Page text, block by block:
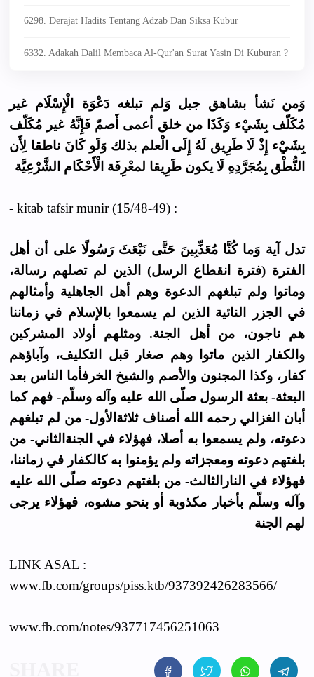
6298. Derajat Hadits Tentang Adzab Dan Siksa Kubur
6332. Adakah Dalil Membaca Al-Qur'an Surat Yasin Di Kuburan ?
وَمن نَشأ بشاهق جبل وَلم تبلغه دَعْوَة الْإِسْلَام غير
مُكَلّف بِشَيْء وَكَذَا من خلق أعمى أَصمّ فَإِنَّهُ غير مُكَلّف
بِشَيْء إِذْ لَا طَرِيق لَهُ إِلَى الْعلم بذلك وَلَو كَانَ ناطقا لِأَن
النُّطْق بِمُجَرَّدِهِ لَا يكون طَرِيقا لمعْرِفَة الْأَحْكَام الشَّرْعِيَّة
- kitab tafsir munir (15/48-49) :
تدل آية وَما كُنَّا مُعَذِّبِينَ حَتَّى نَبْعَثَ رَسُولًا على أن أهل
الفترة (فترة انقطاع الرسل) الذين لم تصلهم رسالة،
وماتوا ولم تبلغهم الدعوة وهم أهل الجاهلية وأمثالهم
في الجزر النائية الذين لم يسمعوا بالإسلام في زماننا
هم ناجون، من أهل الجنة. ومثلهم أولاد المشركين
والكفار الذين ماتوا وهم صغار قبل التكليف، وآباؤهم
كفار، وكذا المجنون والأصم والشيخ الخرفأما الناس بعد
البعثة- بعثة الرسول صلّى الله عليه وآله وسلّم- فهم كما
أبان الغزالي رحمه الله أصناف ثلاثةالأول- من لم تبلغهم
دعوته، ولم يسمعوا به أصلا، فهؤلاء في الجنةالثاني- من
بلغتهم دعوته ومعجزاته ولم يؤمنوا به كالكفار في زماننا،
فهؤلاء في النارالثالث- من بلغتهم دعوته صلّى الله عليه
وآله وسلّم بأخبار مكذوبة أو بنحو مشوه، فهؤلاء يرجى
لهم الجنة
LINK ASAL :
www.fb.com/groups/piss.ktb/937392426283566/
www.fb.com/notes/937717456251063